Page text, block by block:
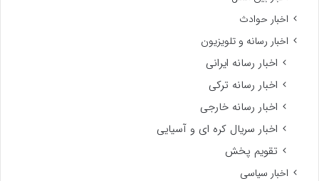
اخبار حوادث
اخبار رسانه و تلویزیون
اخبار رسانه ایرانی
اخبار رسانه ترکی
اخبار رسانه خارجی
اخبار سریال کره ای و آسیایی
تقویم پخش
اخبار سیاسی